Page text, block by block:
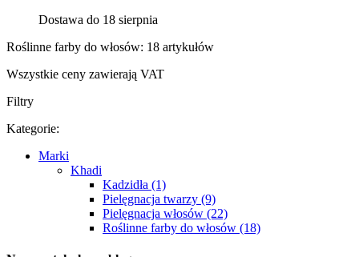
Dostawa do 18 sierpnia
Roślinne farby do włosów: 18 artykułów
Wszystkie ceny zawierają VAT
Filtry
Kategorie:
Marki
Khadi
Kadzidła (1)
Pielęgnacja twarzy (9)
Pielęgnacja włosów (22)
Roślinne farby do włosów (18)